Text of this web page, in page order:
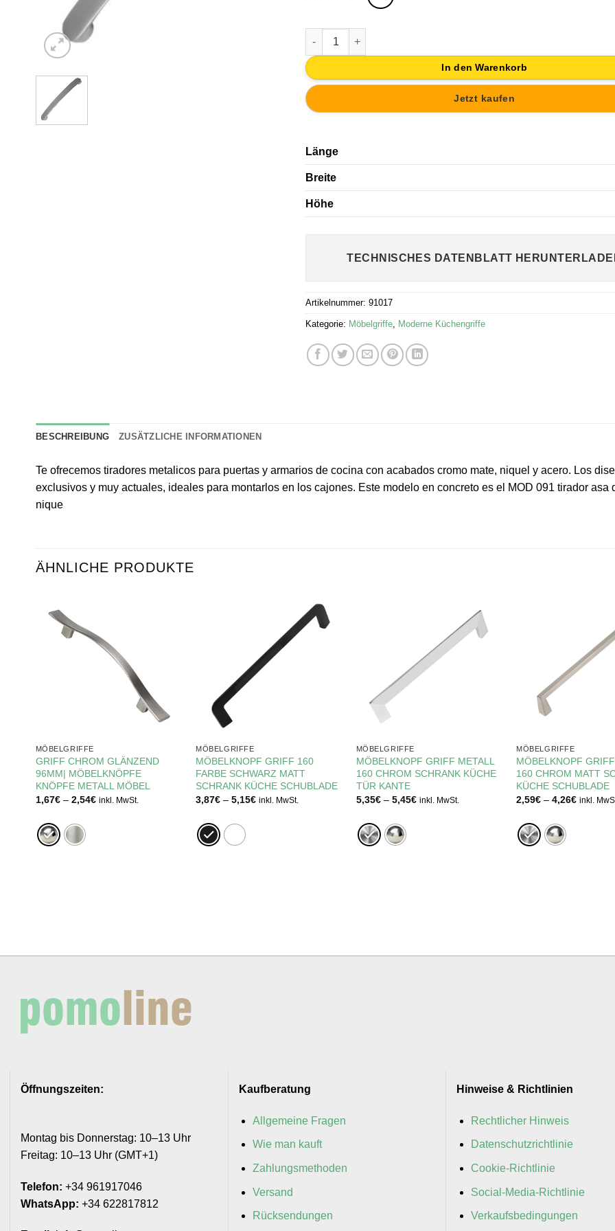
TIRADOR ASA DE MUEBLE NIQUEL CEPILLADO PARA PUERTA
In den Warenkorb
Jetzt kaufen
Länge
Breite
Höhe
TECHNISCHES DATENBLATT
Artikelnummer:91017
Kategorie: Möbelgriffe, Moderne Küchengriffe
BESCHREIBUNG ZUSÄTZLICHE INFORMATIONEN
Te ofrecemos tiradores metalicos para puertas y armarios de cocina con acabados cromo mate, niquel y acero. Los
exclusivos y muy actuales, ideales para montarlos en los cajones. Este modelo en concreto es el MOD 091 tirador asa
nique
ÄHNLICHE PRODUKTE
MÖBELGRIFFE
GRIFF CHROM GLÄNZEND
96MM| MÖBELKNÖPFE
KNÖPFE METALL MÖBEL
1,67€ – 2,54€Preisspanne:
inkl. MwSt.
MÖBELGRIFFE
MÖBELKNOPF GRIFF 160
FARBE SCHWARZ MATT
SCHRANK KÜCHE SCHUBLADE
3,87€ –5,15€Preisspanne:
inkl. MwSt.
MÖBELGRIFFE
MÖBELKNOPF GRIFF METALL
160 CHROM SCHRANK KÜCHE
TÜR KANTE
5,35€ – 5,45€Preisspanne:
inkl. MwSt.
MÖBELGRIFFE
MÖBELKNOPF GRIFF
160 CHROM MATT
KÜCHE SCHUBLADE
2,59€ –4,26€ inkl.
Öffnungszeiten:
Montag bis Donnerstag: 10–13 Uhr
Freitag: 10–13 Uhr (GMT+1)
Telefon: +34 961917046
WhatsApp: +34 622817812
Kaufberatung
Allgemeine Fragen
Wie man kauft
Zahlungsmethoden
Versand
Rücksendungen
Hinweise & Richtlinien
Rechtlicher Hinweis
Datenschutzrichtlinie
Cookie-Richtlinie
Social-Media-Richtlinie
Verkaufsbedingungen